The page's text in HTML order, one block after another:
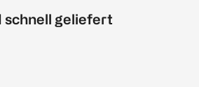
schnell geliefert